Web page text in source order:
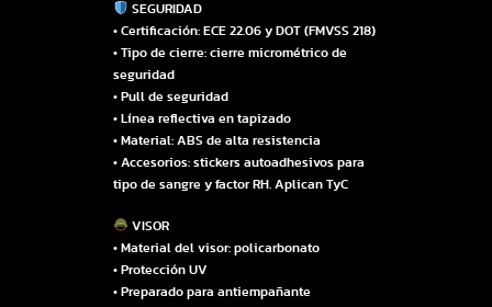
SEGURIDAD
• Certificación: ECE 22.06 y DOT (FMVSS 218)
• Tipo de cierre: cierre micrométrico de
seguridad
• Pull de seguridad
• Línea reflectiva en tapizado
• Material: ABS de alta resistencia
• Accesorios: stickers autoadhesivos para
tipo de sangre y factor RH. Aplican TyC
VISOR
• Material del visor: policarbonato
• Protección UV
• Preparado para antiempañante